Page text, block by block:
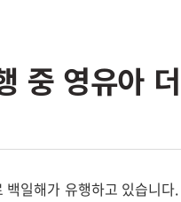
중 영유아
백일해가 유행하고 있습니